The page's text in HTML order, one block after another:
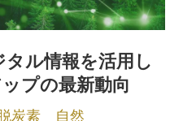
ル情報を活用し
プの最新動向
炭素 自然